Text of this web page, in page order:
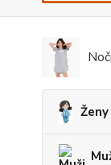
Ženy